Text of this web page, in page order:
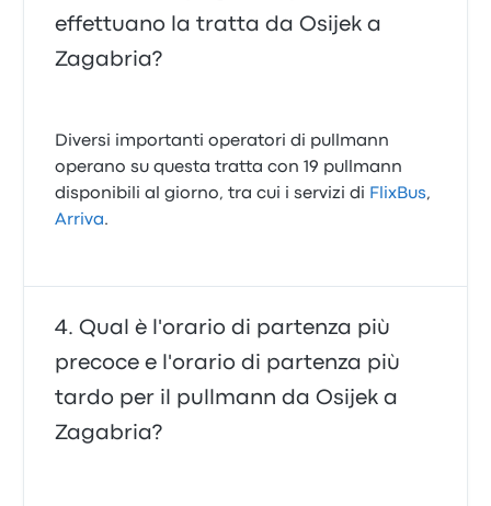
effettuano la tratta da Osijek a
Zagabria?
Diversi importanti operatori di pullmann
operano su questa tratta con 19 pullmann
disponibili al giorno, tra cui i servizi di FlixBus,
Arriva.
Qual è l'orario di partenza più
precoce e l'orario di partenza più
tardo per il pullmann da Osijek a
Zagabria?